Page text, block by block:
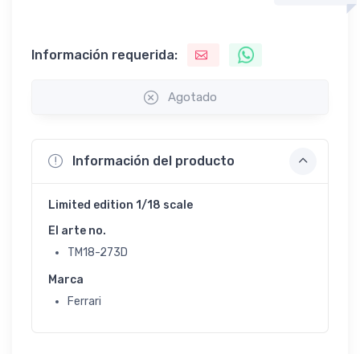
Información requerida:
Agotado
Información del producto
Limited edition 1/18 scale
El arte no.
TM18-273D
Marca
Ferrari